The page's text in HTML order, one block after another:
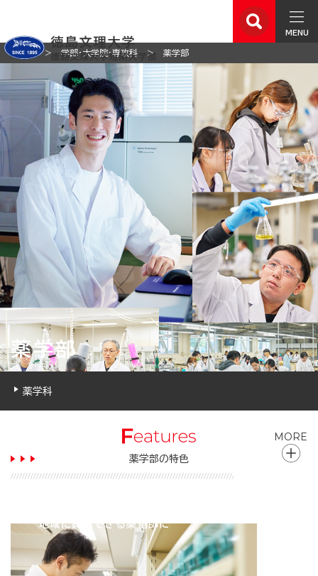
MENU
ホーム 学部・大学院・専攻科 薬学部
薬学部
薬学科
薬学部の特色
MORE
地域に貢献できる薬剤師に